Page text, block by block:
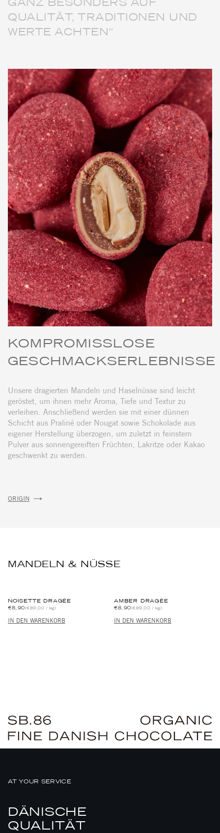
QUALITÄT, TRADITIONEN UND
WERTE ACHTEN“
KOMPROMISSLOSE
GESCHMACKSERLEBNISSE
Unsere dragierten Mandeln und Haselnüsse sind leicht
geröstet, um ihnen mehr Aroma, Tiefe und Textur zu
verleihen. Anschließend werden sie mit einer dünnen
Schicht aus Praliné oder Nougat sowie Schokolade aus
eigener Herstellung überzogen, um zuletzt in feinstem
Pulver aus sonnengereiften Früchten, Lakritze oder Kakao
geschwenkt zu werden.
ORIGIN
MANDELN & NÜSSE
NOISETTE DRAGÉE
€8,90(€89,00 / kg)
IN DEN WARENKORB
AMBER DRAGÉE
€8,90(€89,00 / kg)
IN DEN WARENKORB
AT YOUR SERVICE
DÄNISCHE
QUALITÄT